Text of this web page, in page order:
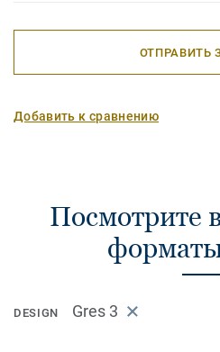
ОТПРАВИТЬ
Добавить к сравнению
Посмотрите
DESIGN Gres 3